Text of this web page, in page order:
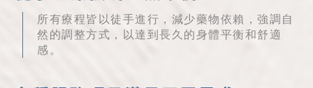
所有療程皆以徒手進行，減少藥物依賴，強調自
然的調整方式，以達到長久的身體平衡和舒適
感。